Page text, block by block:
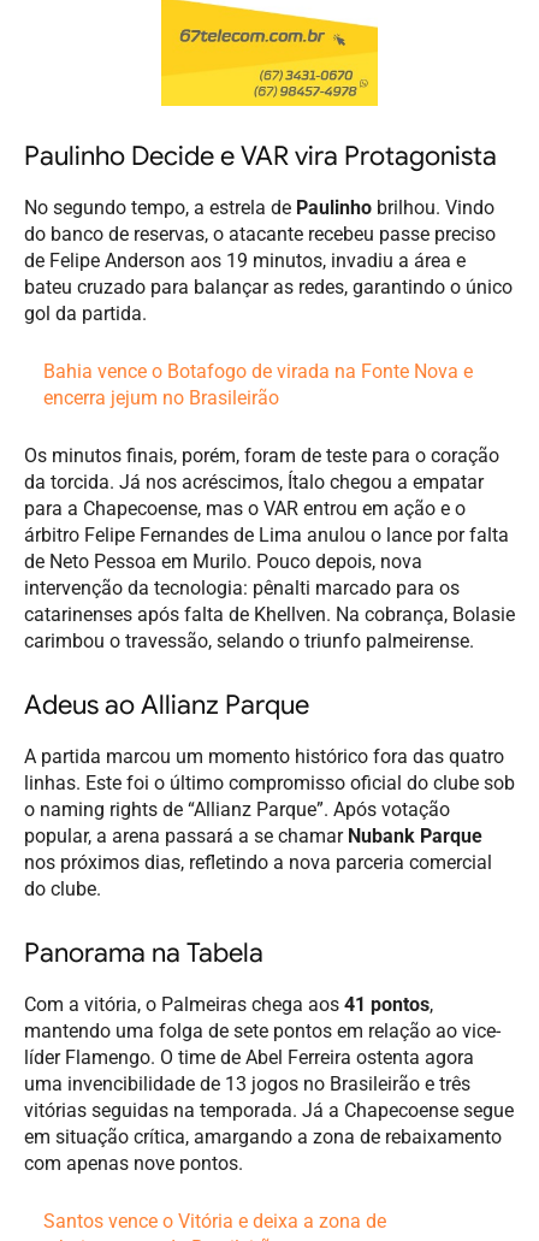
Paulinho Decide e VAR vira Protagonista
No segundo tempo, a estrela de Paulinho brilhou. Vindo
do banco de reservas, o atacante recebeu passe preciso
de Felipe Anderson aos 19 minutos, invadiu a área e
bateu cruzado para balançar as redes, garantindo o único
gol da partida.
Bahia vence o Botafogo de virada na Fonte Nova e
encerra jejum no Brasileirão
Os minutos finais, porém, foram de teste para o coração
da torcida. Já nos acréscimos, Ítalo chegou a empatar
para a Chapecoense, mas o VAR entrou em ação e o
árbitro Felipe Fernandes de Lima anulou o lance por falta
de Neto Pessoa em Murilo. Pouco depois, nova
intervenção da tecnologia: pênalti marcado para os
catarinenses após falta de Khellven. Na cobrança, Bolasie
carimbou o travessão, selando o triunfo palmeirense.
Adeus ao Allianz Parque
A partida marcou um momento histórico fora das quatro
linhas. Este foi o último compromisso oficial do clube sob
o naming rights de “Allianz Parque”. Após votação
popular, a arena passará a se chamar Nubank Parque
nos próximos dias, refletindo a nova parceria comercial
do clube.
Panorama na Tabela
Com a vitória, o Palmeiras chega aos 41 pontos,
mantendo uma folga de sete pontos em relação ao vice-
líder Flamengo. O time de Abel Ferreira ostenta agora
uma invencibilidade de 13 jogos no Brasileirão e três
vitórias seguidas na temporada. Já a Chapecoense segue
em situação crítica, amargando a zona de rebaixamento
com apenas nove pontos.
Santos vence o Vitória e deixa a zona de